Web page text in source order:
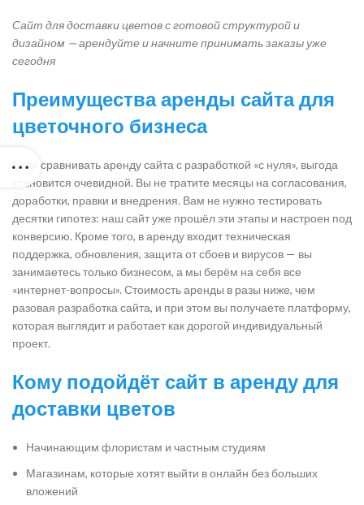
Сайт для доставки цветов с готовой структурой и
дизайном — арендуйте и начните принимать заказы уже
сегодня
Преимущества аренды сайта для
цветочного бизнеса
Если сравнивать аренду сайта с разработкой «с нуля», выгода
становится очевидной. Вы не тратите месяцы на согласования,
доработки, правки и внедрения. Вам не нужно тестировать
десятки гипотез: наш сайт уже прошёл эти этапы и настроен под
конверсию. Кроме того, в аренду входит техническая
поддержка, обновления, защита от сбоев и вирусов — вы
занимаетесь только бизнесом, а мы берём на себя все
«интернет-вопросы». Стоимость аренды в разы ниже, чем
разовая разработка сайта, и при этом вы получаете платформу,
которая выглядит и работает как дорогой индивидуальный
проект.
Кому подойдёт сайт в аренду для
доставки цветов
Начинающим флористам и частным студиям
Магазинам, которые хотят выйти в онлайн без больших
вложений